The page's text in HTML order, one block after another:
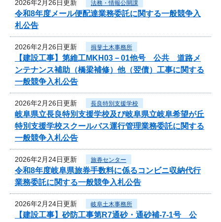
2026年2月26日更新 法務・情報公開課
令和8年度メール便配達業務委託に関する一般競争入
札公告
2026年2月26日更新 揖斐土木事務所
【建設工事】第維工MKH03－01他号 公共 道路メ
ンテナンス補助（橋梁補修）他（翌債）工事に関する
一般競争入札公告
2026年2月26日更新 長良特別支援学校
岐阜県立長良特別支援学校及び岐阜県立岐阜希望が丘
特別支援学校スクールバス運行管理業務委託に関する
一般競争入札公告
2026年2月24日更新 旅券センター
令和8年度岐阜県旅券手数料に係るコンビニ収納代行
業務委託に関する一般競争入札公告
2026年2月24日更新 岐阜土木事務所
【建設工事】砂防工事第R7通砂・通砂補-7-1号 公